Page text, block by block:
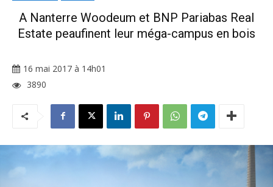
A Nanterre Woodeum et BNP Pariabas Real
Estate peaufinent leur méga-campus en bois
16 mai 2017 à 14h01
3890